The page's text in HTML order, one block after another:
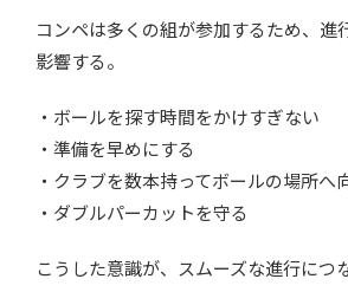
コンペは多くの組が参加するため、進
影響する。
・ボールを探す時間をかけすぎない
・ 準備を早めにする
・ クラブを数本持ってボールの場所へ
・ ダブルパーカットを守る
こうした意識が、スムーズな進行につ